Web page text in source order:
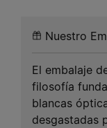
Nuestro
El embalaje
filosofía
blancas
desgastadas